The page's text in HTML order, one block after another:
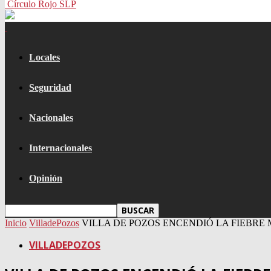
Círculo Rojo SLP
Locales
Seguridad
Nacionales
Internacionales
Opinión
Inicio VilladePozos VILLA DE POZOS ENCENDIÓ LA FIEBRE
VILLADEPOZOS